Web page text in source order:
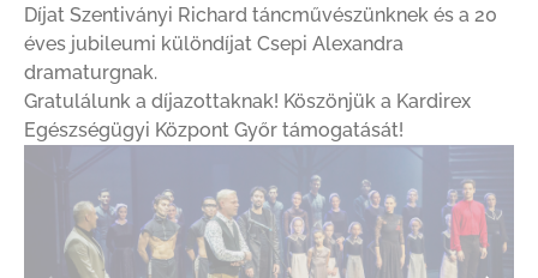
Díjat Szentiványi Richard táncművészünknek és a 20
éves jubileumi különdíjat Csepi Alexandra
dramaturgnak.
Gratulálunk a díjazottaknak! Köszönjük a Kardirex
Egészségügyi Központ Győr támogatását!